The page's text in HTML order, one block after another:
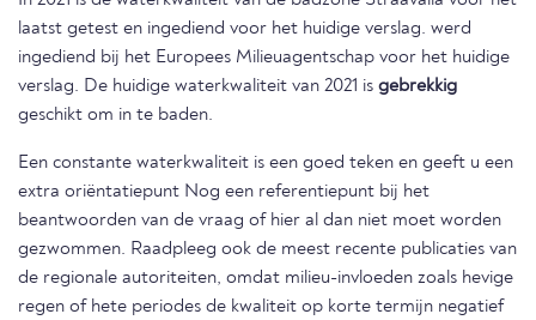
laatst getest en ingediend voor het huidige verslag. werd
ingediend bij het Europees Milieuagentschap voor het huidige
verslag. De huidige waterkwaliteit van 2021 is gebrekkig
geschikt om in te baden.
Een constante waterkwaliteit is een goed teken en geeft u een
extra oriëntatiepunt Nog een referentiepunt bij het
beantwoorden van de vraag of hier al dan niet moet worden
gezwommen. Raadpleeg ook de meest recente publicaties van
de regionale autoriteiten, omdat milieu-invloeden zoals hevige
regen of hete periodes de kwaliteit op korte termijn negatief